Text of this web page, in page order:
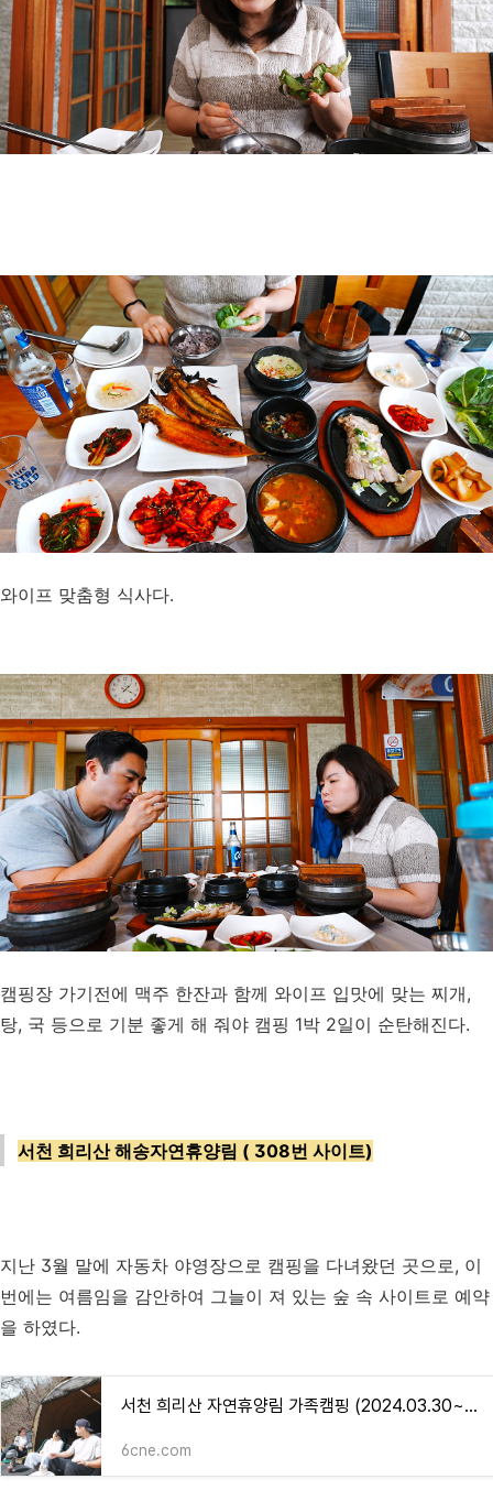
와이프 맞춤형 식사다.
캠핑장 가기전에 맥주 한잔과 함께 와이프 입맛에 맞는 찌개,
탕, 국 등으로 기분 좋게 해 줘야 캠핑 1박 2일이 순탄해진다.
서천 희리산 해송자연휴양림 ( 308번 사이트)
지난 3월 말에 자동차 야영장으로 캠핑을 다녀왔던 곳으로, 이
번에는 여름임을 감안하여 그늘이 져 있는 숲 속 사이트로 예약
을 하였다.
서천 희리산 자연휴양림 가족캠핑 (2024.03.30~03.31)
6cne.com